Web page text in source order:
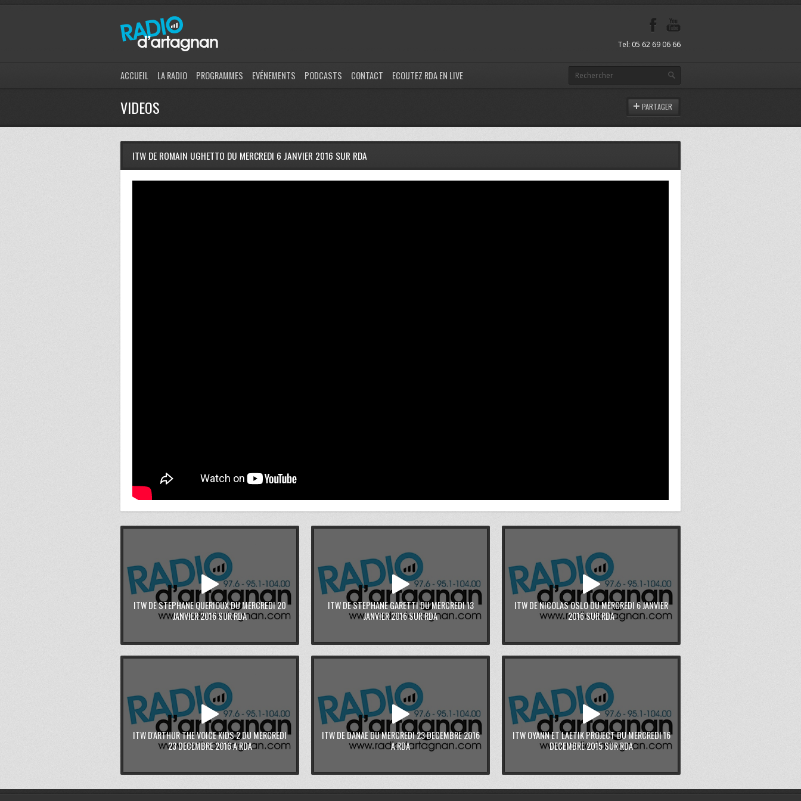
Tel: 05 62 69 06 66
ACCUEIL LA RADIO PROGRAMMES EVÉNEMENTS PODCASTS CONTACT ECOUTEZ RDA EN LIVE
VIDEOS PARTAGER
ITW DE ROMAIN UGHETTO DU MERCREDI 6 JANVIER 2016 SUR RDA
ITW DE STEPHANE QUERIOUX DU MERCREDI 20
JANVIER 2016 SUR RDA
ITW DE STEPHANE GARETTI DU MERCREDI 13
JANVIER 2016 SUR RDA
ITW DE NICOLAS OSLO DU MERCREDI 6 JANVIER
2016 SUR RDA
ITW D'ARTHUR THE VOICE KIDS 2 DU MERCREDI
23 DECEMBRE 2016 A RDA
ITW DE DANAE DU MERCREDI 23 DECEMBRE 2016
A RDA
ITW OYANN ET LAETIK PROJECT DU MERCREDI 16
DECEMBRE 2015 SUR RDA